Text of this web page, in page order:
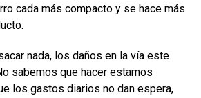
cada más compacto y se hace más
nada, los daños en la vía este
sabemos que hacer estamos
los gastos diarios no dan espera,